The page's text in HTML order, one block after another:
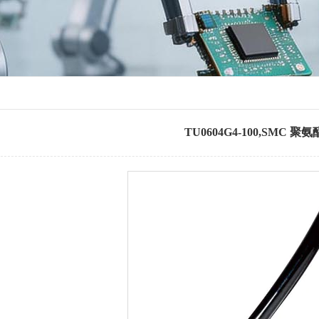
TU0604G4-100,SMC 聚氨